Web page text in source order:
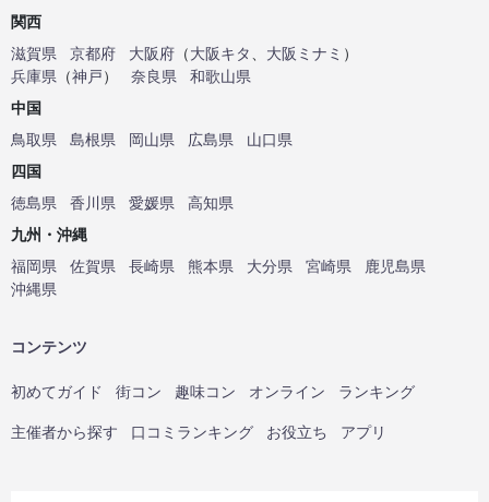
関西
滋賀県
京都府 大阪府 （大阪キタ 大阪ミナミ ）
兵庫県 （神戸） 奈良県
和歌山県
中国
鳥取県
島根県 岡山県 広島県
山口県
四国
徳島県
香川県 愛媛県
高知県
九州・沖縄
福岡県
佐賀県 長崎県 熊本県 大分県 宮崎県
鹿児島県
沖縄県
コンテンツ
初めてガイド 街コン 趣味コン オンライン ランキング
主催者から探す 口コミランキング お役立ち アプリ